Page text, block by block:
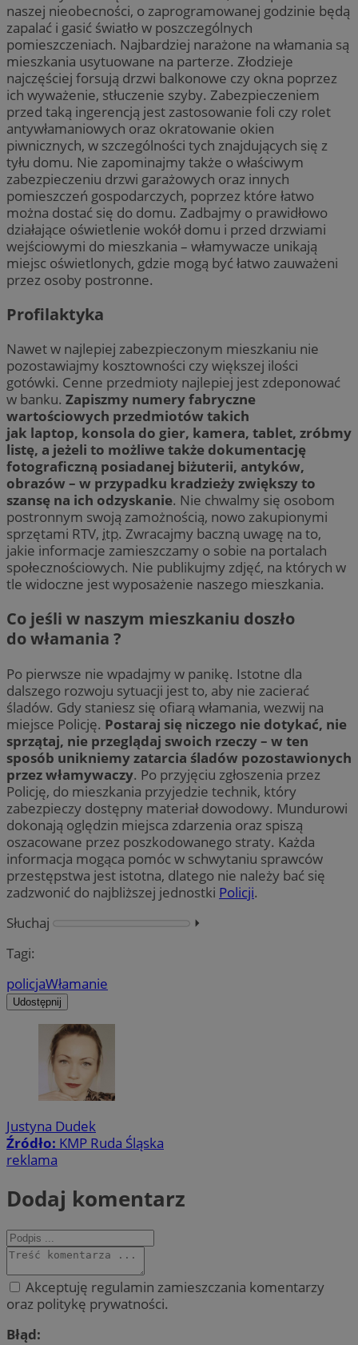
naszej nieobecności, o zaprogramowanej godzinie będą
zapalać i gasić światło w poszczególnych
pomieszczeniach. Najbardziej narażone na włamania są
mieszkania usytuowane na parterze. Złodzieje
najczęściej forsują drzwi balkonowe czy okna poprzez
ich wyważenie, stłuczenie szyby. Zabezpieczeniem
przed taką ingerencją jest zastosowanie foli czy rolet
antywłamaniowych oraz okratowanie okien
piwnicznych, w szczególności tych znajdujących się z
tyłu domu. Nie zapominajmy także o właściwym
zabezpieczeniu drzwi garażowych oraz innych
pomieszczeń gospodarczych, poprzez które łatwo
można dostać się do domu. Zadbajmy o prawidłowo
działające oświetlenie wokół domu i przed drzwiami
wejściowymi do mieszkania – włamywacze unikają
miejsc oświetlonych, gdzie mogą być łatwo zauważeni
przez osoby postronne.
Profilaktyka
Nawet w najlepiej zabezpieczonym mieszkaniu nie
pozostawiajmy kosztowności czy większej ilości
gotówki. Cenne przedmioty najlepiej jest zdeponować
w banku. Zapiszmy numery fabryczne
wartościowych przedmiotów takich
jak laptop, konsola do gier, kamera, tablet, zróbmy
listę, a jeżeli to możliwe także dokumentację
fotograficzną posiadanej biżuterii, antyków,
obrazów – w przypadku kradzieży zwiększy to
szansę na ich odzyskanie. Nie chwalmy się osobom
postronnym swoją zamożnością, nowo zakupionymi
sprzętami RTV, itp. Zwracajmy baczną uwagę na to,
jakie informacje zamieszczamy o sobie na portalach
społecznościowych. Nie publikujmy zdjęć, na których w
tle widoczne jest wyposażenie naszego mieszkania.
Co jeśli w naszym mieszkaniu doszło
do włamania ?
Po pierwsze nie wpadajmy w panikę. Istotne dla
dalszego rozwoju sytuacji jest to, aby nie zacierać
śladów. Gdy staniesz się ofiarą włamania, wezwij na
miejsce Policję. Postaraj się niczego nie dotykać, nie
sprzątaj, nie przeglądaj swoich rzeczy – w ten
sposób unikniemy zatarcia śladów pozostawionych
przez włamywaczy. Po przyjęciu zgłoszenia przez
Policję, do mieszkania przyjedzie technik, który
zabezpieczy dostępny materiał dowodowy. Mundurowi
dokonają oględzin miejsca zdarzenia oraz spiszą
oszacowane przez poszkodowanego straty. Każda
informacja mogąca pomóc w schwytaniu sprawców
przestępstwa jest istotna, dlatego nie należy bać się
zadzwonić do najbliższej jednostki Policji.
Słuchaj
⏵︎
Tagi:
policjaWłamanie
Udostępnij
Justyna Dudek
Źródło: KMP Ruda Śląska
reklama
Dodaj komentarz
Akceptuję regulamin zamieszczania komentarzy
oraz politykę prywatności.
Błąd: